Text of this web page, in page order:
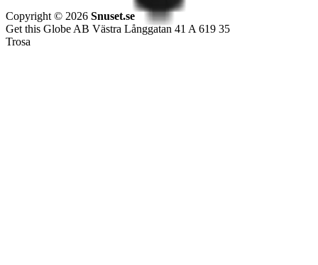
Copyright © 2026 Snuset.se
Get this Globe AB Västra Långgatan 41 A 619 35
Trosa